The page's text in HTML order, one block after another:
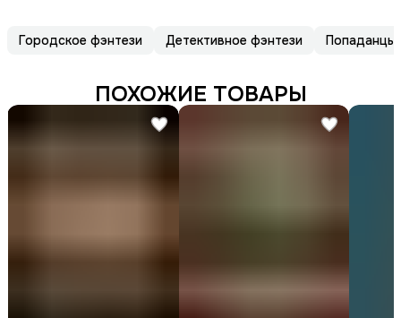
Городское фэнтези Детективное фэнтези Попаданцы
ПОХОЖИЕ ТОВАРЫ